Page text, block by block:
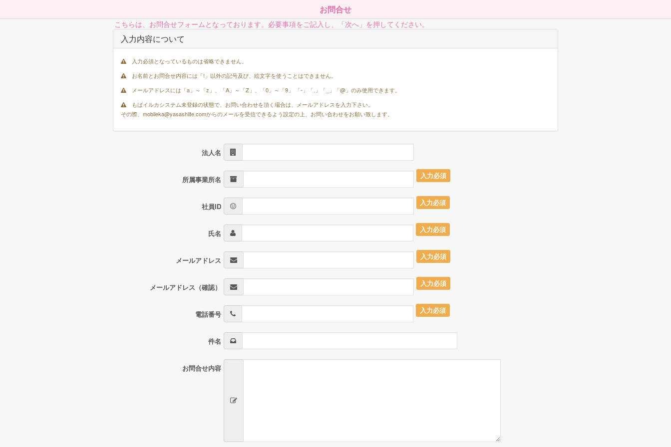
お問合せ
こちらは、お問合せフォームとなっております。必要事項をご記入し、「次へ」を押してください。
入力内容について
入力必須となっているものは省略できません。
お名前とお問合せ内容には「!」以外の記号及び、絵文字を使うことはできません。
メールアドレスには「a」～「z」、「A」～「Z」、「0」～「9」 「-」「.」「_」「@」のみ使用できます。
もばイルカシステム未登録の状態で、お問い合わせを頂く場合は、メールアドレスを入力下さい。
その際、mobileka@yasashiite.comからのメールを受信できるよう設定の上、お問い合わせをお願い致します。
法人名
所属事業所名 入力必須
社員ID 入力必須
氏名 入力必須
メールアドレス 入力必須
メールアドレス（確認） 入力必須
電話番号 入力必須
件名
お問合せ内容